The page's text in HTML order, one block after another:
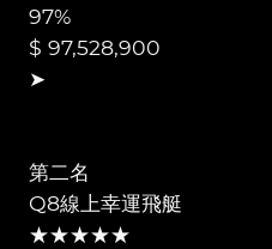
97%
$ 97,528,900
➤
第二名
Q8線上幸運飛艇
★★★★★